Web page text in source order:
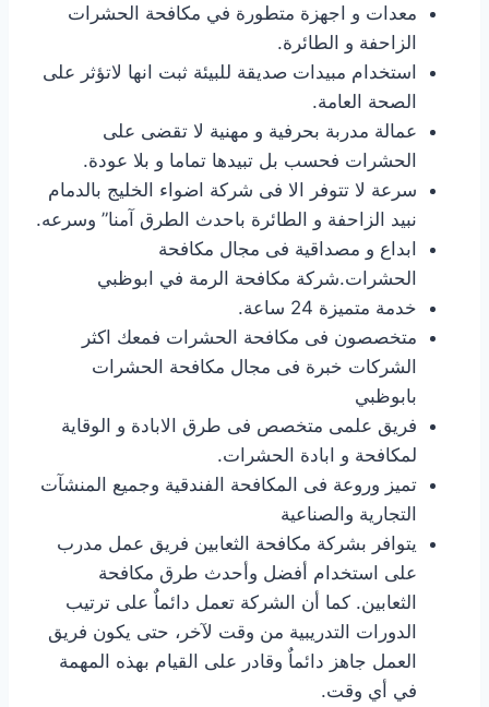
معدات و اجهزة متطورة في مكافحة الحشرات
الزاحفة و الطائرة.
استخدام مبيدات صديقة للبيئة ثبت انها لاتؤثر على
الصحة العامة.
عمالة مدربة بحرفية و مهنية لا تقضى على
الحشرات فحسب بل تبيدها تماما و بلا عودة.
سرعة لا تتوفر الا فى شركة اضواء الخليج بالدمام
نبيد الزاحفة و الطائرة باحدث الطرق آمنا” وسرعه.
ابداع و مصداقية فى مجال مكافحة
الحشرات.شركة مكافحة الرمة في ابوظبي
خدمة متميزة 24 ساعة.
متخصصون فى مكافحة الحشرات فمعك اكثر
الشركات خبرة فى مجال مكافحة الحشرات
بابوظبي
فريق علمى متخصص فى طرق الابادة و الوقاية
لمكافحة و ابادة الحشرات.
تميز وروعة فى المكافحة الفندقية وجميع المنشآت
التجارية والصناعية
يتوافر بشركة مكافحة الثعابين فريق عمل مدرب
على استخدام أفضل وأحدث طرق مكافحة
الثعابين. كما أن الشركة تعمل دائماٌ على ترتيب
الدورات التدريبية من وقت لآخر، حتى يكون فريق
العمل جاهز دائماٌ وقادر على القيام بهذه المهمة
في أي وقت.